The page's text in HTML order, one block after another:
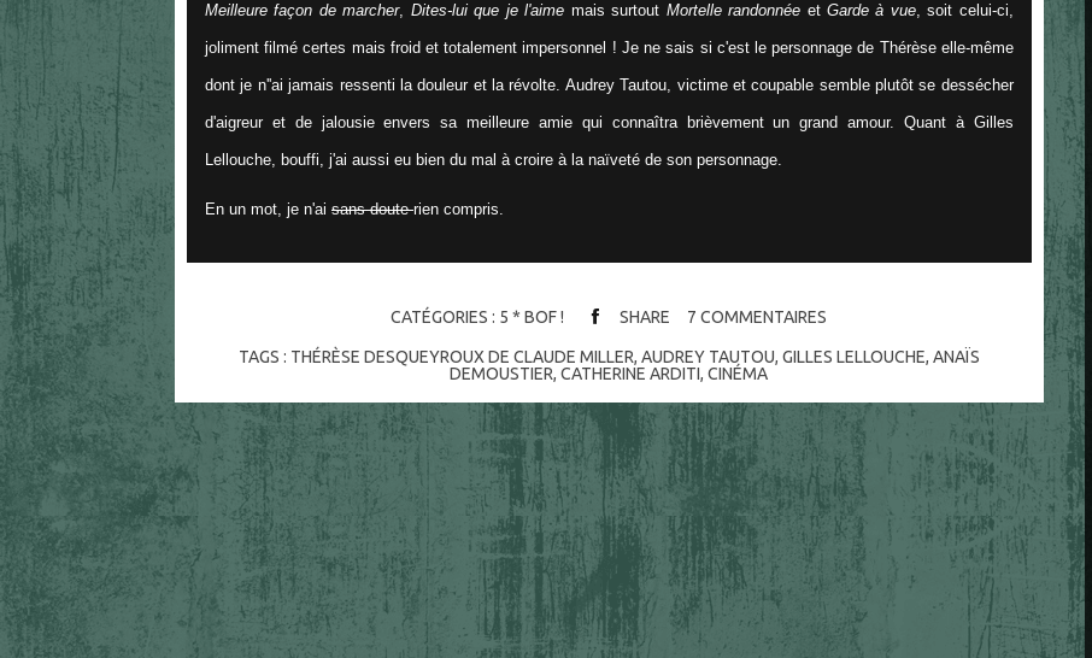
Meilleure façon de marcher, Dites-lui que je l'aime mais surtout Mortelle randonnée et Garde à vue, soit celui-ci,
joliment filmé certes mais froid et totalement impersonnel ! Je ne sais si c'est le personnage de Thérèse elle-même
dont je n''ai jamais ressenti la douleur et la révolte. Audrey Tautou, victime et coupable semble plutôt se dessécher
d'aigreur et de jalousie envers sa meilleure amie qui connaîtra brièvement un grand amour. Quant à Gilles
Lellouche, bouffi, j'ai aussi eu bien du mal à croire à la naïveté de son personnage.
En un mot, je n'ai sans douterien compris.
CATÉGORIES : 5 * BOF ! SHARE 7 COMMENTAIRES
TAGS : THÉRÈSE DESQUEYROUX DE CLAUDE MILLER, AUDREY TAUTOU, GILLES LELLOUCHE, ANAÏS
DEMOUSTIER,CATHERINE ARDITI,CINÉMA